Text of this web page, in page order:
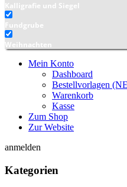
Kalligrafie und Siegel
Fundgrube
Weihnachten
Mein Konto
Dashboard
Bestellvorlagen
Warenkorb
Kasse
Zum Shop
Zur Website
anmelden
Kategorien